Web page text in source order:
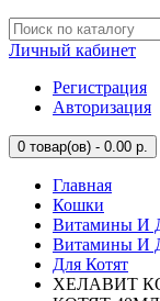
Личный кабинет
Регистрация
Авторизация
0 товар(ов) - 0.00 р.
Главная
Кошки
Витамины И
Витамины И
Для Котят
ХЕЛАВИТ